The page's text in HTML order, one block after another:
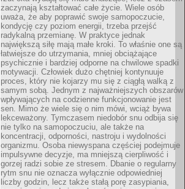
zaczynają kształtować całe życie. Wiele osób
uważa, że aby poprawić swoje samopoczucie,
kondycję czy poziom energii, trzeba przejść
radykalną przemianę. W praktyce jednak
największą siłę mają małe kroki. To właśnie one są
łatwiejsze do utrzymania, mniej obciążające
psychicznie i bardziej odporne na chwilowe spadki
motywacji. Człowiek dużo chętniej kontynuuje
proces, który nie kojarzy mu się z ciągłą walką z
samym sobą. Jednym z najważniejszych obszarów
wpływających na codzienne funkcjonowanie jest
sen. Mimo że wiele się o nim mówi, wciąż bywa
lekceważony. Tymczasem niedobór snu odbija się
nie tylko na samopoczuciu, ale także na
koncentracji, odporności, nastroju i wydolności
organizmu. Osoba niewyspana częściej podejmuje
impulsywne decyzje, ma mniejszą cierpliwość i
gorzej radzi sobie ze stresem. Dbanie o regularny
rytm snu nie oznacza wyłącznie odpowiedniej
liczby godzin, lecz także stałą porę zasypiania,